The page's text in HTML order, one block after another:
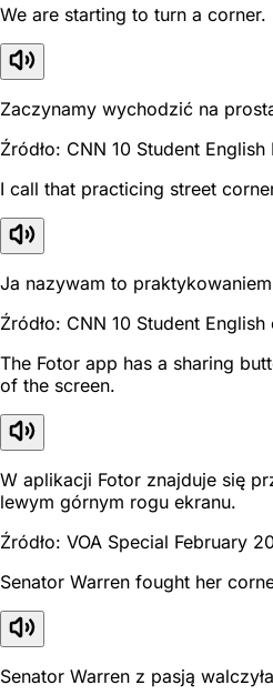
We are starting to turn a corner.
Zaczynamy wychodzić na
Źródło: CNN 10 Student
I call that practicing street
Ja nazywam to
Źródło: CNN 10 Student
The Fotor app has a sharing
of the screen.
W aplikacji Fotor znajduje się
lewym górnym rogu ekranu.
Źródło: VOA Special February
Senator Warren fought her
Senator Warren z pasją